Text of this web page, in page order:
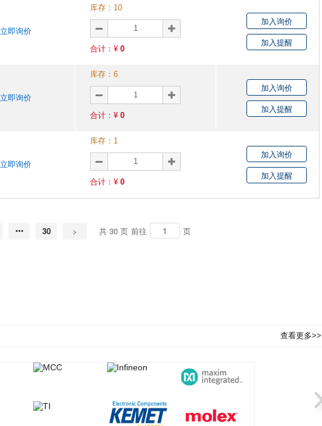
立即询价
库存： 10
合计：¥ 0
加入询价
加入提醒
立即询价
库存： 6
合计：¥ 0
加入询价
加入提醒
立即询价
库存： 1
合计：¥ 0
加入询价
加入提醒
30 > 共 30 页 前往 页
查看更多>>